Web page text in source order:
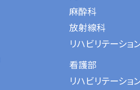
麻酔科
放射線科
リハビリテーショ
看護部
リハビリテーショ